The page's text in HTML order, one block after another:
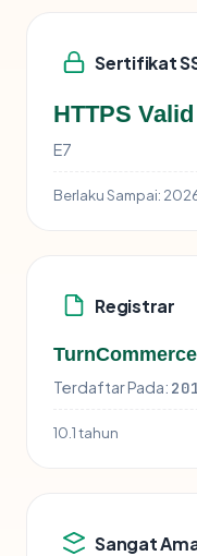
Sertifikat
HTTPS Valid
E7
Berlaku Sampai:
Registrar
Terdaftar Pada:
10.1 tahun
Sangat